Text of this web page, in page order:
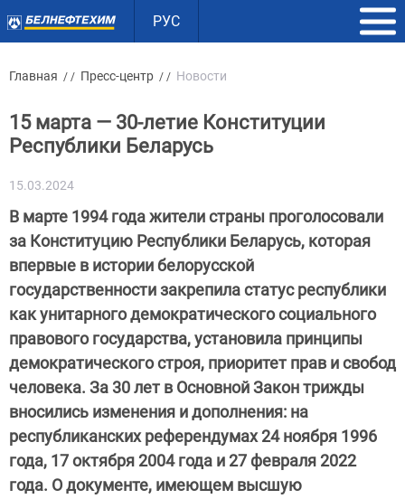
РУС
Главная / / Пресс-центр / / Новости
15 марта — 30-летие Конституции
Республики Беларусь
15.03.2024
В марте 1994 года жители страны проголосовали
за Конституцию Республики Беларусь, которая
впервые в истории белорусской
государственности закрепила статус республики
как унитарного демократического социального
правового государства, установила принципы
демократического строя, приоритет прав и свобод
человека. За 30 лет в Основной Закон трижды
вносились изменения и дополнения: на
республиканских референдумах 24 ноября 1996
года, 17 октября 2004 года и 27 февраля 2022
года. О документе, имеющем высшую